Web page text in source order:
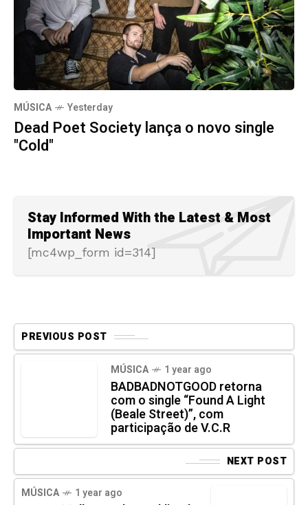
MÚSICA Yesterday
Dead Poet Society lança o novo single
"Cold"
Stay Informed With the Latest & Most
Important News
[mc4wp_form id=314]
PREVIOUS POST
MÚSICA 1 year ago
BADBADNOTGOOD retorna
com o single “Found A Light
(Beale Street)”, com
participação de V.C.R
NEXT POST
MÚSICA 1 year ago